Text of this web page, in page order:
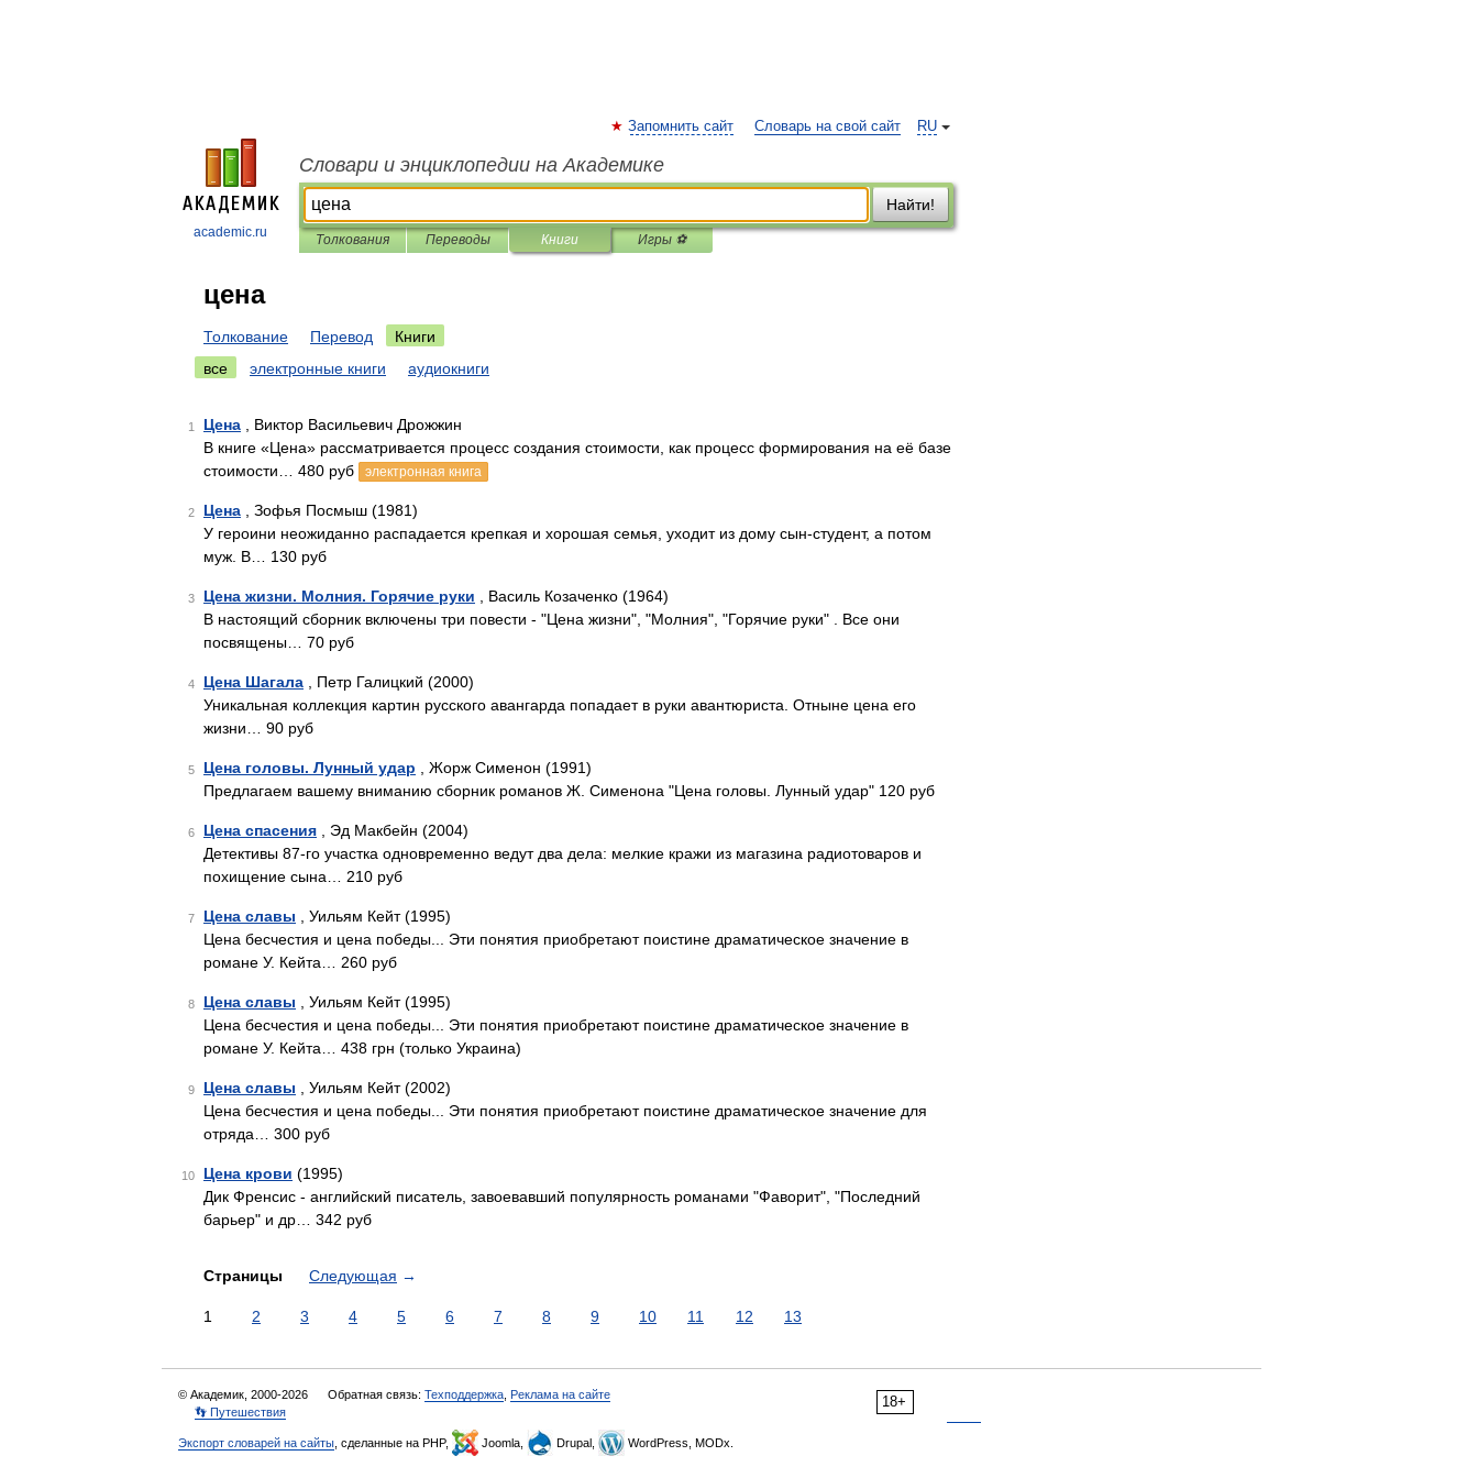
academic.ru
RU
Запомнить сайт Словарь на свой сайт
Словари и энциклопедии на Академике
Найти!
Толкования Переводы Книги Игры ⚽
цена
Толкование Перевод
Книги
все
электронные книги аудиокниги
1 Цена , Виктор Васильевич Дрожжин
В книге «Цена» рассматривается процесс создания стоимости, как процесс формирования на её базе
стоимости… 480 руб
электронная книга
2 Цена , Зофья Посмыш (1981)
У героини неожиданно распадается крепкая и хорошая семья, уходит из дому сын-студент, а потом
муж. В… 130 руб
3 Цена жизни. Молния. Горячие руки , Василь Козаченко (1964)
В настоящий сборник включены три повести - "Цена жизни", "Молния", "Горячие руки" . Все они
посвящены… 70 руб
4 Цена Шагала , Петр Галицкий (2000)
Уникальная коллекция картин русского авангарда попадает в руки авантюриста. Отныне цена его
жизни… 90 руб
5 Цена головы. Лунный удар , Жорж Сименон (1991)
Предлагаем вашему вниманию сборник романов Ж. Сименона "Цена головы. Лунный удар" 120 руб
6 Цена спасения , Эд Макбейн (2004)
Детективы 87-го участка одновременно ведут два дела: мелкие кражи из магазина радиотоваров и
похищение сына… 210 руб
7 Цена славы , Уильям Кейт (1995)
Цена бесчестия и цена победы... Эти понятия приобретают поистине драматическое значение в
романе У. Кейта… 260 руб
8 Цена славы , Уильям Кейт (1995)
Цена бесчестия и цена победы... Эти понятия приобретают поистине драматическое значение в
романе У. Кейта… 438 грн (только Украина)
9 Цена славы , Уильям Кейт (2002)
Цена бесчестия и цена победы... Эти понятия приобретают поистине драматическое значение для
отряда… 300 руб
10 Цена крови (1995)
Дик Френсис - английский писатель, завоевавший популярность романами "Фаворит", "Последний
барьер" и др… 342 руб
Страницы Следующая →
1 2 3 4 5 6 7 8 9 10 11 12 13
18+
© Академик, 2000-2026 Обратная связь: Техподдержка Реклама на сайте
👣 Путешествия
Экспорт словарей на сайты , сделанные на PHP, Joomla, Drupal, WordPress, MODx.